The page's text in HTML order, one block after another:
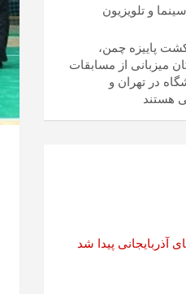
و تلویزیون
پاییزه چمن،
میزبانی از مسابقات
در تهران و
هستند
آذربایجانی پیدا شد